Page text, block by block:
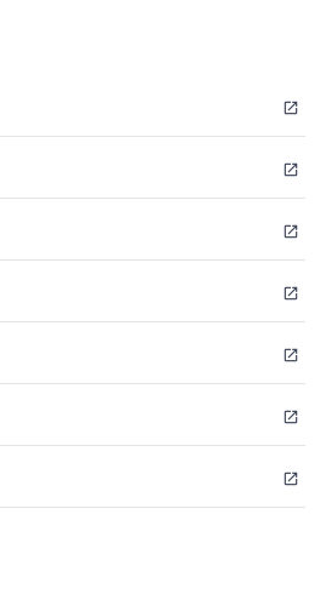
open_in_new
open_in_new
open_in_new
open_in_new
open_in_new
open_in_new
open_in_new